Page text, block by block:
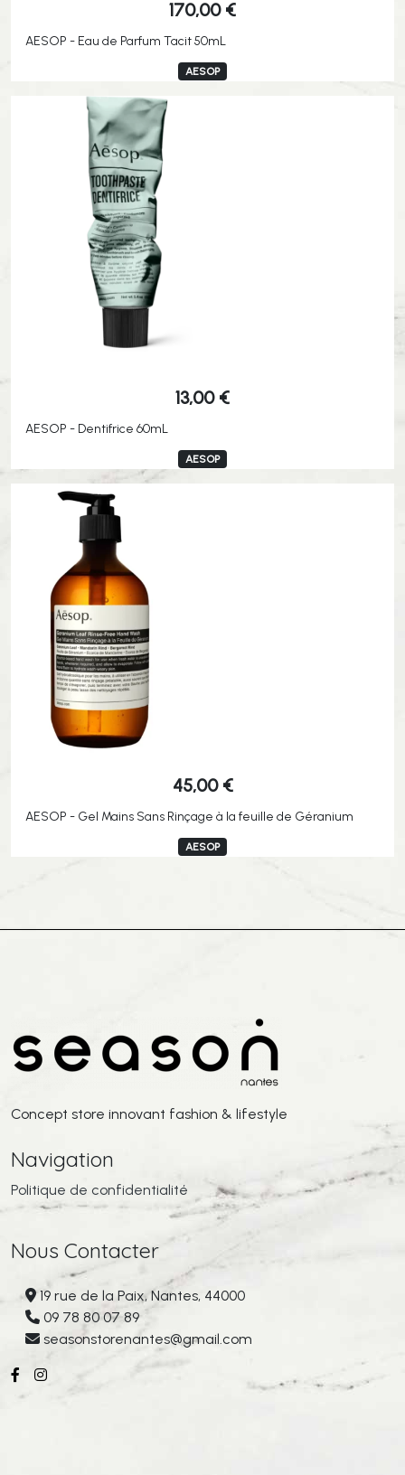
170,00 €
AESOP - Eau de Parfum Tacit 50mL
AESOP
13,00 €
AESOP - Dentifrice 60mL
AESOP
45,00 €
AESOP - Gel Mains Sans Rinçage à la feuille de Géranium
AESOP
Concept store innovant fashion & lifestyle
Navigation
Politique de confidentialité
Nous Contacter
19 rue de la Paix, Nantes, 44000
09 78 80 07 89
seasonstorenantes@gmail.com